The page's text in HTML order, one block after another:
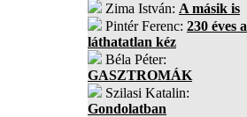
Zima István: A másik is
Pintér Ferenc: 230 éves a
láthatatlan kéz
Béla Péter:
GASZTROMÁK
Szilasi Katalin:
Gondolatban